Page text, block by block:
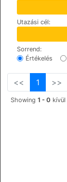
Utazási cél:
Sorrend:
Értékelés
<< 1 >>
Showing 1 - 0 kívül